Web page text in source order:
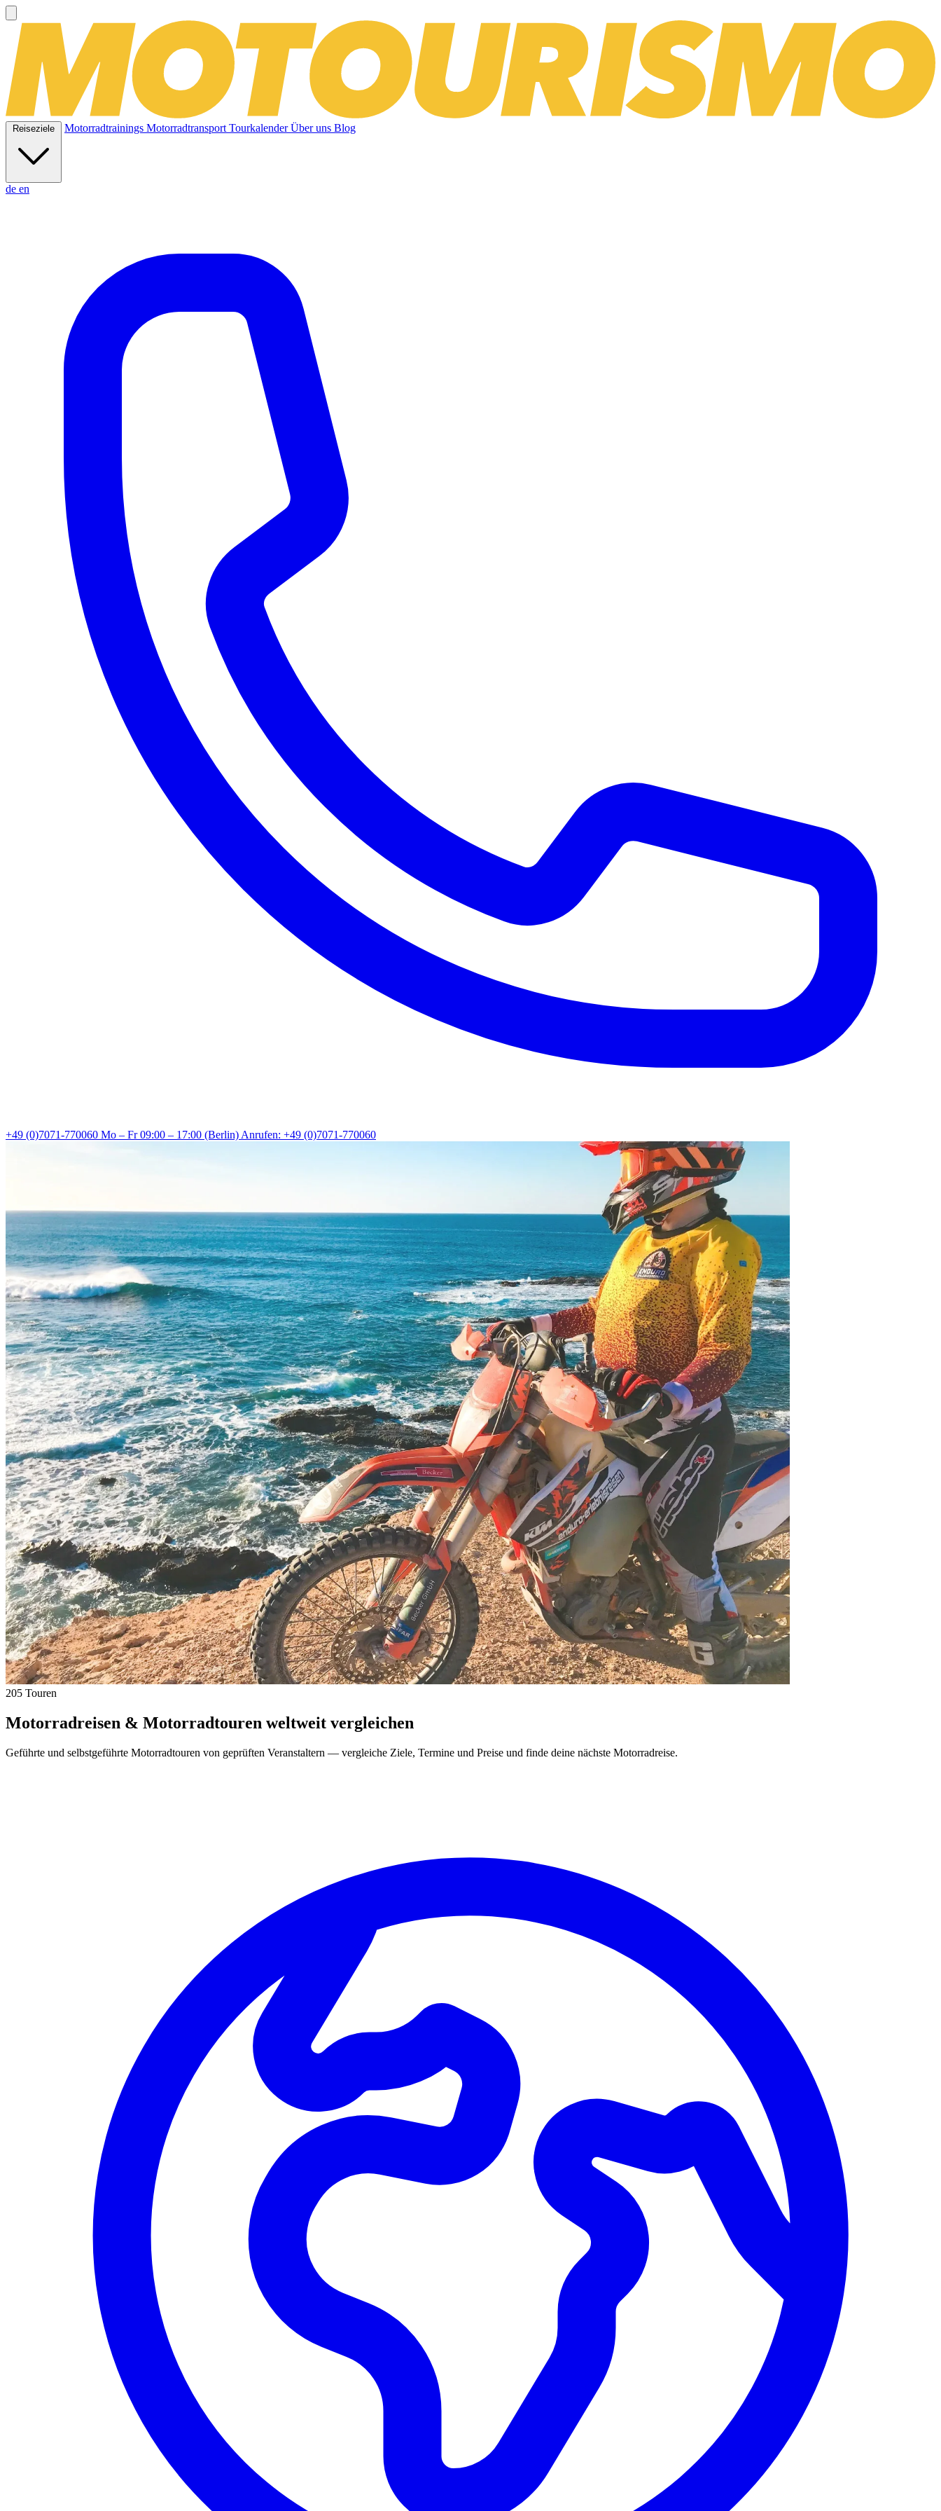
Reiseziele Motorradtrainings Motorradtransport TourkalenderÜber uns Blog
de en
+49 (0)7071-770060 Mo – Fr 09:00 – 17:00 (Berlin) Anrufen: +49 (0)7071-770060
205 Touren
Motorradreisen & Motorradtouren weltweit vergleichen
Geführte und selbstgeführte Motorradtouren von geprüften Veranstaltern — vergleiche Ziele, Termine und Preise und finde deine nächste Motorradreise.